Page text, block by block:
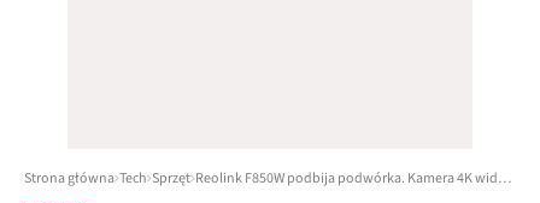
Strona główna Tech Sprzęt Reolink F850W podbija podwórka. Kamera 4K widzi wszystko, nawet w nocy